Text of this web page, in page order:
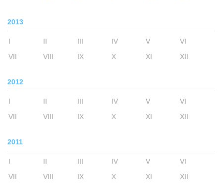
2013
I II III IV V
VI
VII
VIII IX X XI XII
2012
I II III IV V
VI
VII
VIII IX X XI XII
2011
I II III IV V
VI
VII
VIII IX X XI XII